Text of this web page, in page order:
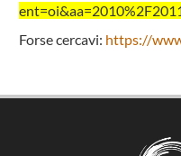
Forse cercavi: https://